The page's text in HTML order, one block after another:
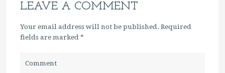
LEAVE A COMMENT
Your email address will not be published. Required
fields are marked*